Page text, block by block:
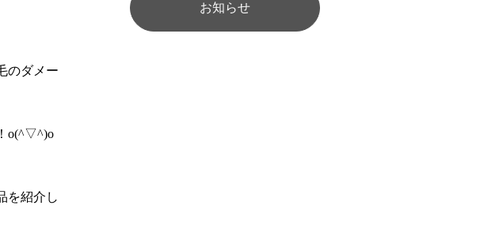
のダメー
o(^▽^)o
を紹介し
お知らせ